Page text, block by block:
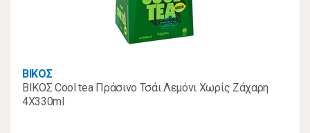
ΒΙΚΟΣ
ΒΙΚΟΣ Cool tea Πράσινο Τσάι Λεμόνι Χωρίς Ζάχαρη
4Χ330ml